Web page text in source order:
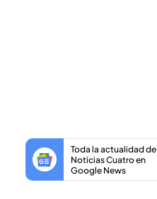
Toda la actualidad de
Noticias Cuatro en
Google News